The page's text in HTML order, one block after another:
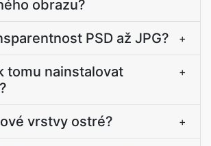
obrazu?
PSD až JPG? +
tomu nainstalovat
+
vrstvy ostré? +